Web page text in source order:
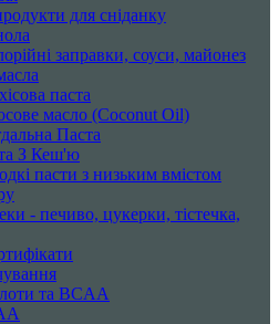
для сніданку
заправки, соуси, майонез
паста
масло (Coconut Oil)
Паста
З Кеш'ю
пасти з низьким вмістом
- печиво, цукерки, тістечка,
та BCAA